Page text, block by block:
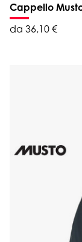
Cappello
da 36,10 €